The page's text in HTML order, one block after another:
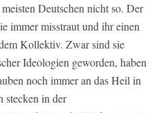
Deutschen nicht so. Der
immer misstraut und ihr einen
Kollektiv. Zwar sind sie
Ideologien geworden, haben
noch immer an das Heil in
stecken in der